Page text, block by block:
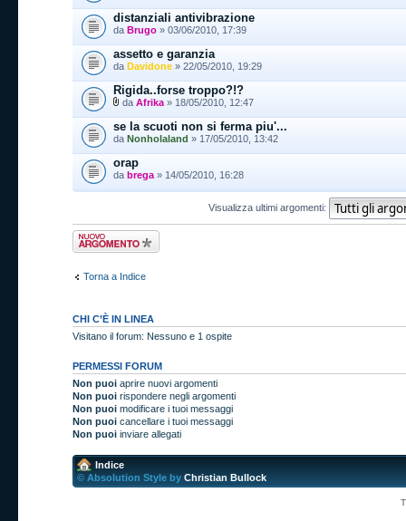
distanziali antivibrazione
da Brugo » 03/06/2010, 17:39
assetto e garanzia
da Davidone » 22/05/2010, 19:29
Rigida..forse troppo?!?
da Afrika » 18/05/2010, 12:47
se la scuoti non si ferma piu'...
da Nonholaland » 17/05/2010, 13:42
orap
da brega » 14/05/2010, 16:28
Visualizza ultimi argomenti:
Scrivi un nuovo
argomento
Torna a Indice
CHI C’È IN LINEA
Visitano il forum: Nessuno e 1 ospite
PERMESSI FORUM
Non puoi aprire nuovi argomenti
Non puoi rispondere negli argomenti
Non puoi modificare i tuoi messaggi
Non puoi cancellare i tuoi messaggi
Non puoi inviare allegati
Indice
© Absolution Style by Christian Bullock